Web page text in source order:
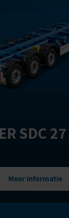
SDC
Meer informatie